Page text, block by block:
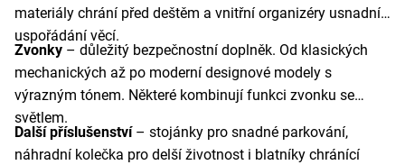
materiály chrání před deštěm a vnitřní organizéry usnadní
uspořádání věcí.
Zvonky – důležitý bezpečnostní doplněk. Od klasických
mechanických až po moderní designové modely s
výrazným tónem. Některé kombinují funkci zvonku se
světlem.
Další příslušenství– stojánky pro snadné parkování,
náhradní kolečka pro delší životnost i blatníky chránící